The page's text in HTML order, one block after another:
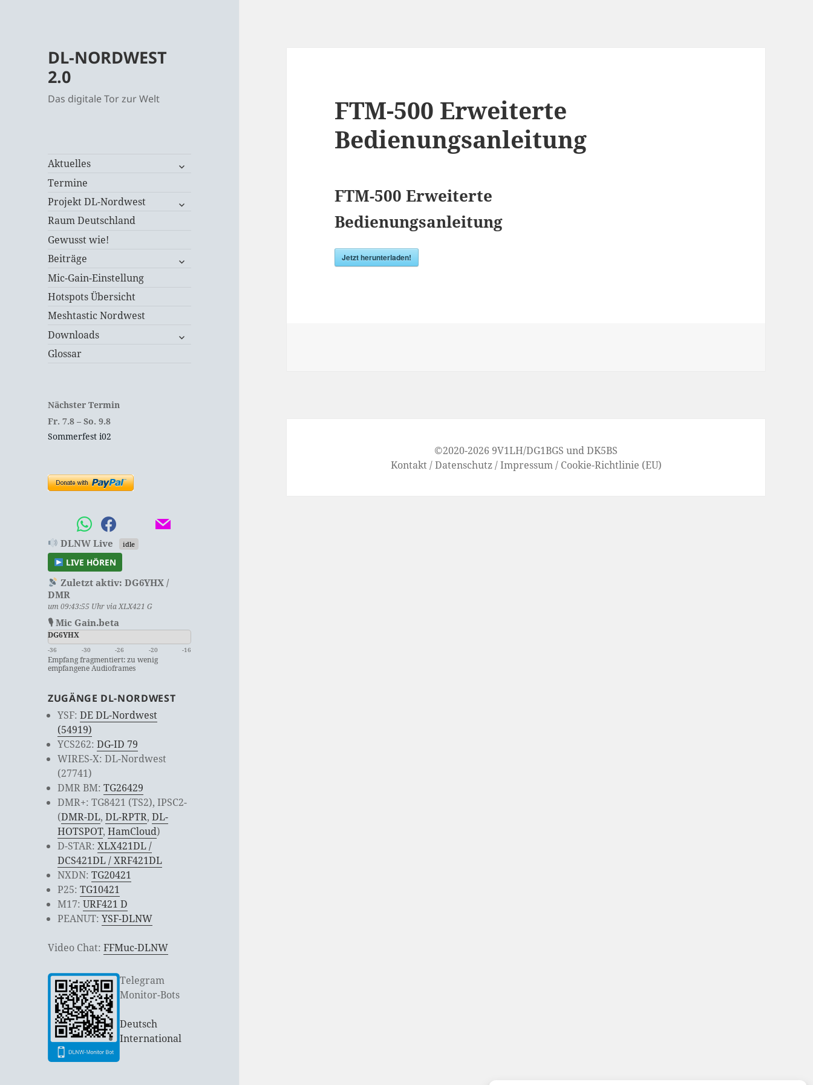
DL-NORDWEST
2.0
Das digitale Tor zur Welt
Aktuelles
untermenü
Termine
Projekt DL-Nordwest
untermenü
Raum Deutschland
Gewusst wie!
Beiträge
untermenü
Mic-Gain-Einstellung
Hotspots Übersicht
Meshtastic Nordwest
Downloads
untermenü
Glossar
Nächster Termin
Fr. 7.8 –So. 9.8
Sommerfest i02
DLNW Live idle
LIVE HÖREN
Zuletzt aktiv: DG6YHX /
DMR
um 09:43:55 Uhr via XLX421 G
🎙 Mic Gain.beta
DG6YHX
-36 -30 -26 -20 -16
Empfang fragmentiert: zu wenig
empfangene Audioframes
ZUGÄNGE DL-NORDWEST
YSF:DE DL-Nordwest
(54919)
YCS262:DG-ID 79
WIRES-X: DL-Nordwest
(27741)
DMR BM:TG26429
DMR+: TG8421 (TS2), IPSC2-
(DMR-DL,DL-RPTR,DL-
HOTSPOT,HamCloud)
D-STAR:XLX421DL /
DCS421DL / XRF421DL
NXDN:TG20421
P25:TG10421
M17:URF421 D
PEANUT:YSF-DLNW
Video Chat:FFMuc-DLNW
Telegram
Monitor-Bots
Deutsch
International
FTM-500 Erweiterte
Bedienungsanleitung
FTM-500 Erweiterte
Bedienungsanleitung
Jetzt herunterladen!
©2020-2026 9V1LH/DG1BGS undDK5BS
Kontakt/Datenschutz/Impressum/ Cookie-Richtlinie (EU)